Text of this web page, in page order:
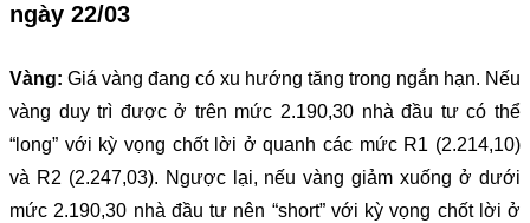
ngày 22/03
Vàng: Giá vàng đang có xu hướng tăng trong ngắn hạn. Nếu
vàng duy trì được ở trên mức 2.190,30 nhà đầu tư có thể
“long” với kỳ vọng chốt lời ở quanh các mức R1 (2.214,10)
và R2 (2.247,03). Ngược lại, nếu vàng giảm xuống ở dưới
mức 2.190,30 nhà đầu tư nên “short” với kỳ vọng chốt lời ở